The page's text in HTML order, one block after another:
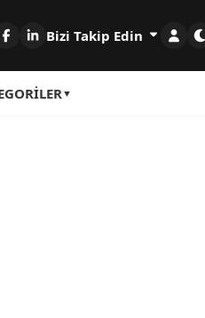
Bizi Takip Edin